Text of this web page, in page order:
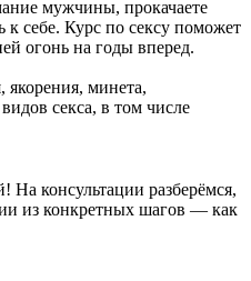
мужчины, прокачаете
себе. Курс по сексу поможет
огонь на годы вперед.
якорения, минета,
секса, в том числе
На консультации разберёмся,
из конкретных шагов — как